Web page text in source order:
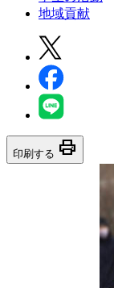
地域貢献
印刷する print